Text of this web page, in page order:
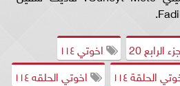
الرابع 20
اخوتي ١١٤
الحلقة ١١٤
اخوتي الحلقه ١١٤